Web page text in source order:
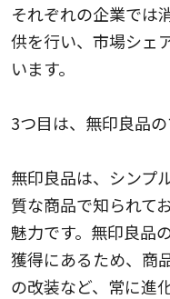
それぞれの企業では
供を行い、市場シェ
います。
3つ目は、無印良品の
無印良品は、シンプ
質な商品で知られて
魅力です。無印良品
獲得にあるため、商
の改装など、常に進